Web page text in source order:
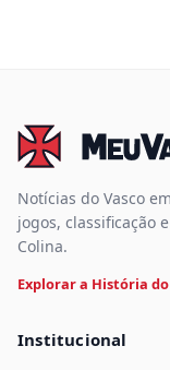
Notícias do Vasco
jogos, classificação
Colina.
Explorar a História do
Institucional